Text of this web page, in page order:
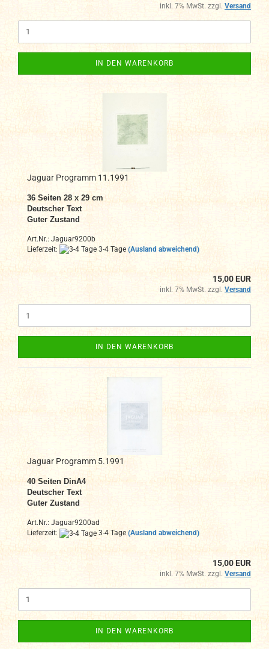
inkl. 7% MwSt. zzgl. Versand
IN DEN WARENKORB
Jaguar Programm 11.1991
36 Seiten 28 x 29 cm
Deutscher Text
Guter Zustand
Art.Nr.: Jaguar9200b
Lieferzeit:
3-4 Tage (Ausland abweichend)
15,00 EUR
inkl. 7% MwSt. zzgl. Versand
IN DEN WARENKORB
Jaguar Programm 5.1991
40 Seiten DinA4
Deutscher Text
Guter Zustand
Art.Nr.: Jaguar9200ad
Lieferzeit:
3-4 Tage (Ausland abweichend)
15,00 EUR
inkl. 7% MwSt. zzgl. Versand
IN DEN WARENKORB